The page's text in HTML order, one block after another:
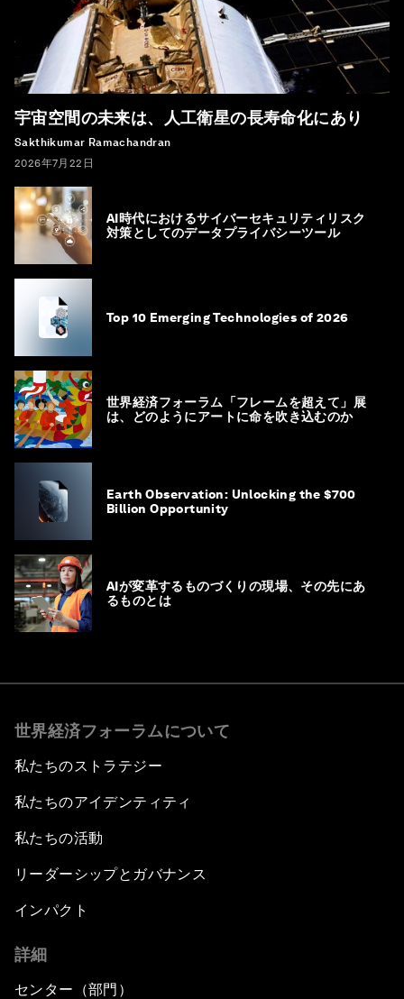
宇宙空間の未来は、人工衛星の長寿命化にあり
Sakthikumar Ramachandran
2026年7月22日
AI時代におけるサイバーセキュリティリスク
対策としてのデータプライバシーツール
Top 10 Emerging Technologies of 2026
世界経済フォーラム「フレームを超えて」展
は、どのようにアートに命を吹き込むのか
Earth Observation: Unlocking the $700
Billion Opportunity
AIが変革するものづくりの現場、その先にあ
るものとは
世界経済フォーラムについて
私たちのストラテジー
私たちのアイデンティティ
私たちの活動
リーダーシップとガバナンス
インパクト
詳細
センター（部門）